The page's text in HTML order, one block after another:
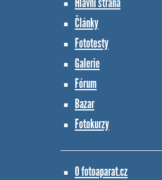
Články
Fototesty
Galerie
Fórum
Bazar
Fotokurzy
O fotoaparat.cz